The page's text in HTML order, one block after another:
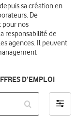
sa création en
De
pour nos
responsabilité de
agences. Il peuvent
D’EMPLOI
Filter
by